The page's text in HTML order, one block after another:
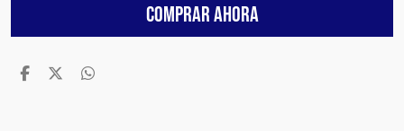
COMPRAR AHORA